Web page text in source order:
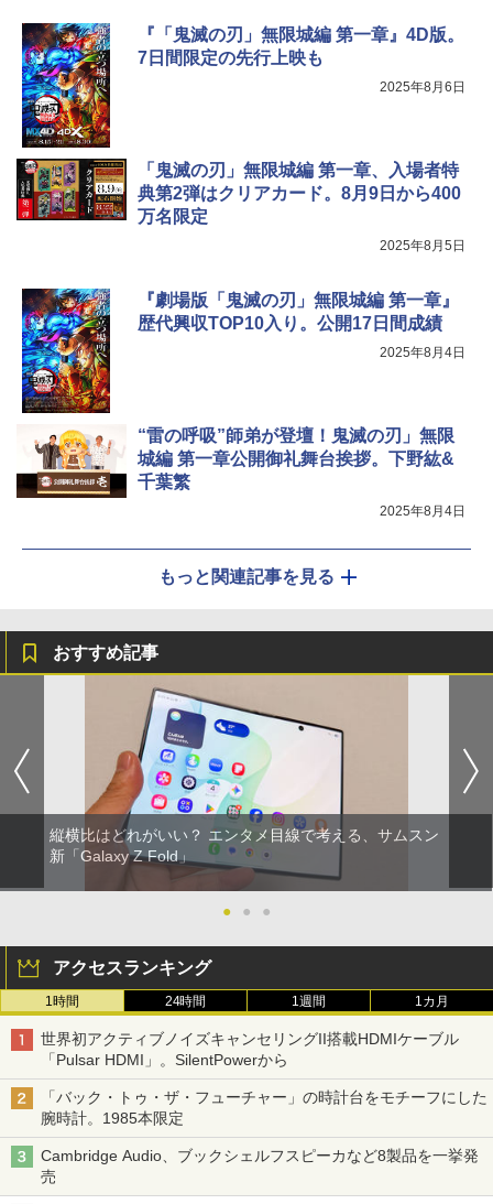
『「鬼滅の刃」無限城編 第一章』4D版。
7日間限定の先行上映も
2025年8月6日
「鬼滅の刃」無限城編 第一章、入場者特
典第2弾はクリアカード。8月9日から400
万名限定
2025年8月5日
『劇場版「鬼滅の刃」無限城編 第一章』
歴代興収TOP10入り。公開17日間成績
2025年8月4日
“雷の呼吸”師弟が登壇！鬼滅の刃」無限
城編 第一章公開御礼舞台挨拶。下野紘&
千葉繁
2025年8月4日
もっと関連記事を見る
おすすめ記事
縦横比はどれがいい？ エンタメ目線で考える、サムスン
新「Galaxy Z Fold」
● ● ●
アクセスランキング
1時間 24時間 1週間 1カ月
世界初アクティブノイズキャンセリングII搭載HDMIケーブル
「Pulsar HDMI」。SilentPowerから
「バック・トゥ・ザ・フューチャー」の時計台をモチーフにした
腕時計。1985本限定
Cambridge Audio、ブックシェルフスピーカなど8製品を一挙発
売